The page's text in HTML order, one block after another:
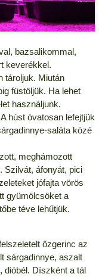
bazsalikommal,
keverékkel.
tároljuk. Miután
füstöljük. Ha lehet
használjunk.
húst óvatosan lefejtjük
saláta közé
meghámozott
Szilvát, áfonyát, pici
jófajta vörös
gyümölcsöket a
téve lehűtjük.
őzgerinc az
sárgadinnye, aszalt
dióbél. Díszként a tál